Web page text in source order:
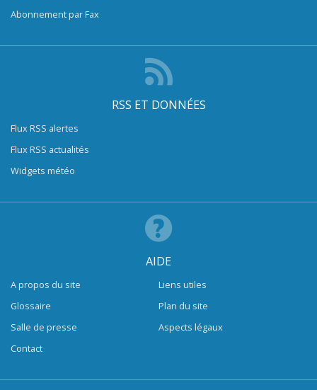
Abonnement par Fax
RSS ET DONNÉES
Flux RSS alertes
Flux RSS actualités
Widgets météo
AIDE
A propos du site
Glossaire
Salle de presse
Contact
Liens utiles
Plan du site
Aspects légaux